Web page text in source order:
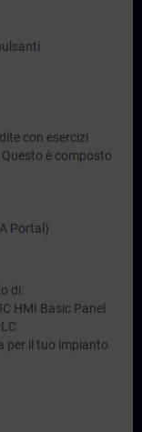
con esercizi
è composto
Portal)
di:
HMI Basic Panel
per il tuo impianto